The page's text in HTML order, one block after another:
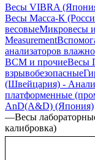
Весы VIBRA
Весы Масса-К
весовыеМикровесы
Measurement
анализаторов
BCM и прочиеВесы
взрывобезопасные
(Швейцария) -
платформенные
AnD(A&D) (Япония)
—Весы
калибровка)